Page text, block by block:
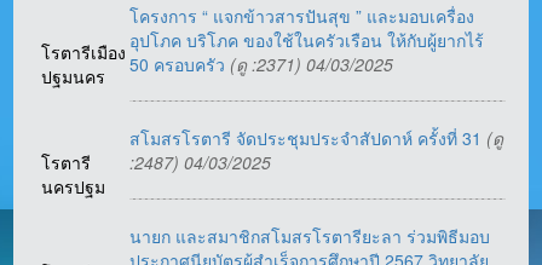
โรตารีเมือง
ปฐมนคร
โครงการ “ แจกข้าวสารปันสุข ” และมอบเครื่อง
อุปโภค บริโภค ของใช้ในครัวเรือน ให้กับผู้ยากไร้
50 ครอบครัว (ดู :2371) 04/03/2025
โรตารี
นครปฐม
สโมสรโรตารี จัดประชุมประจำสัปดาห์ ครั้งที่ 31 (ดู
:2487) 04/03/2025
นายก และสมาชิกสโมสรโรตารียะลา ร่วมพิธีมอบ